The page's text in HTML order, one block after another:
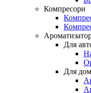
Компресори
Для
Для